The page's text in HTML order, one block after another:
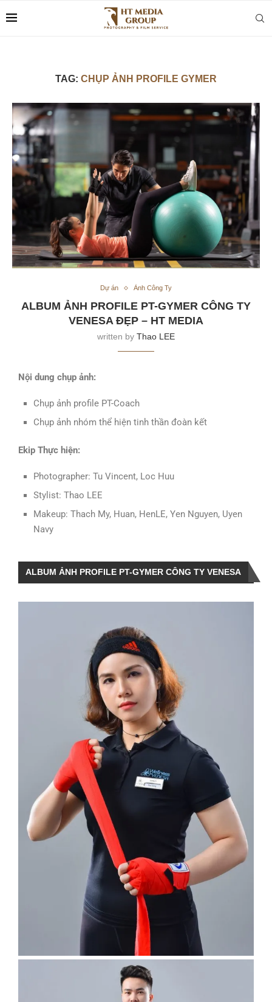
TAG: CHỤP ẢNH PROFILE GYMER
Dự án Ảnh Công Ty
ALBUM ẢNH PROFILE PT-GYMER CÔNG TY
VENESA ĐẸP – HT MEDIA
written by Thao LEE
Nội dung chụp ảnh:
Chụp ảnh profile PT-Coach
Chụp ảnh nhóm thể hiện tinh thần đoàn kết
Ekip Thực hiện:
Photographer: Tu Vincent, Loc Huu
Stylist: Thao LEE
Makeup: Thach My, Huan, HenLE, Yen Nguyen, Uyen
Navy
ALBUM ẢNH PROFILE PT-GYMER CÔNG TY VENESA